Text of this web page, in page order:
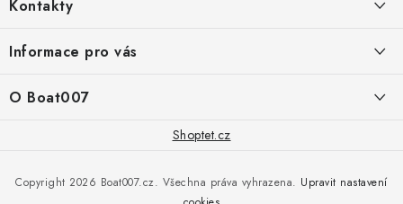
p
a
Kontakty
+420 775 473 808
PŘÍJEM/VÝDEJ/SERVIS zakázek
Informace pro vás
Obchodní podmínky
O Boat007
Shoptet.cz
Copyright 2026 Boat007.cz. Všechna práva vyhrazena. Upravit nastavení